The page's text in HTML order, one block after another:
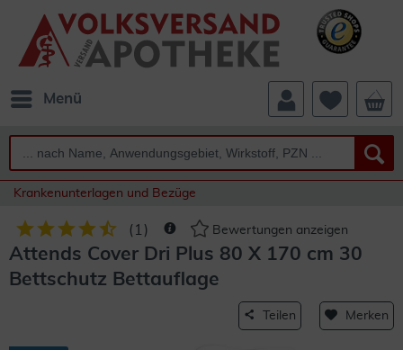
Menü
Krankenunterlagen und Bezüge
( 1 ) Bewertungen anzeigen
Attends Cover Dri Plus 80 X 170 cm 30
Bettschutz Bettauflage
Teilen Merken